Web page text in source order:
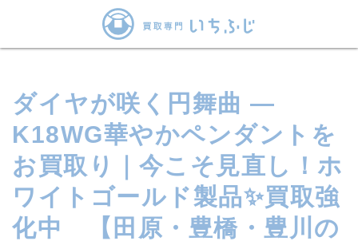
ダイヤが咲く円舞曲 ―
K18WG華やかペンダントを
お買取り｜今こそ見直し！ホ
ワイトゴールド製品✨買取強
化中 【田原・豊橋・豊川の